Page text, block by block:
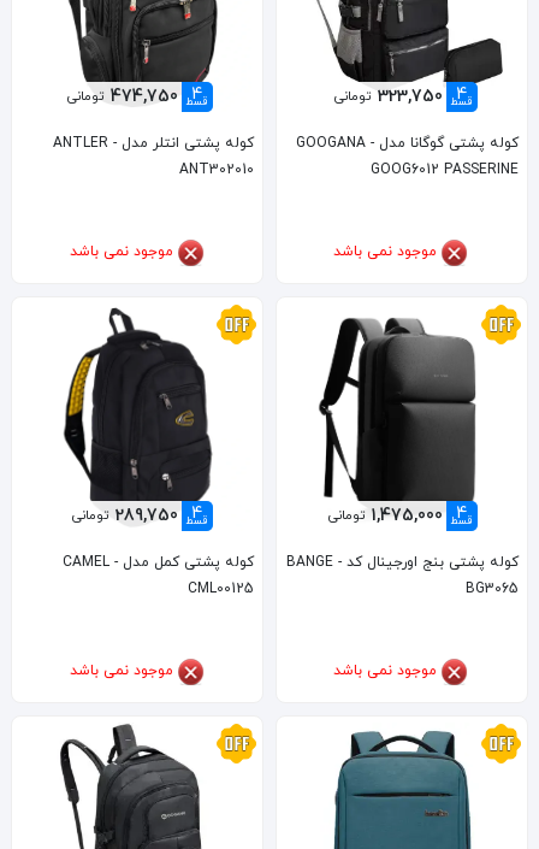
4
قسط 323,750 تومانی
کوله پشتی گوگانا مدل GOOGANA -
GOOG6012 PASSERINE
موجود نمی باشد
4
قسط 474,750 تومانی
کوله پشتی انتلر مدل ANTLER -
ANT302010
موجود نمی باشد
4
قسط 1,475,000 تومانی
کوله پشتی بنج اورجینال کد BANGE -
BG3065
موجود نمی باشد
4
قسط 289,750 تومانی
کوله پشتی کمل مدل CAMEL -
CML00125
موجود نمی باشد